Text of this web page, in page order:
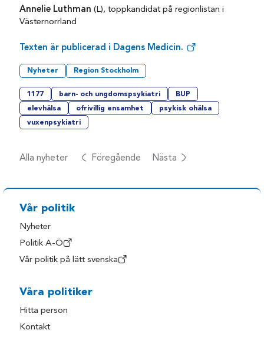
Annelie Luthman (L), toppkandidat på regionlistan i
Västernorrland
Texten är publicerad i Dagens Medicin.
Nyheter Region Stockholm
1177 barn- och ungdomspsykiatri
BUP
elevhälsa
ofrivillig ensamhet
psykisk ohälsa
vuxenpsykiatri
Alla nyheter Föregående Nästa
Vår politik
Nyheter
Politik A-Ö
Vår politik på lätt svenska
Våra politiker
Hitta person
Kontakt